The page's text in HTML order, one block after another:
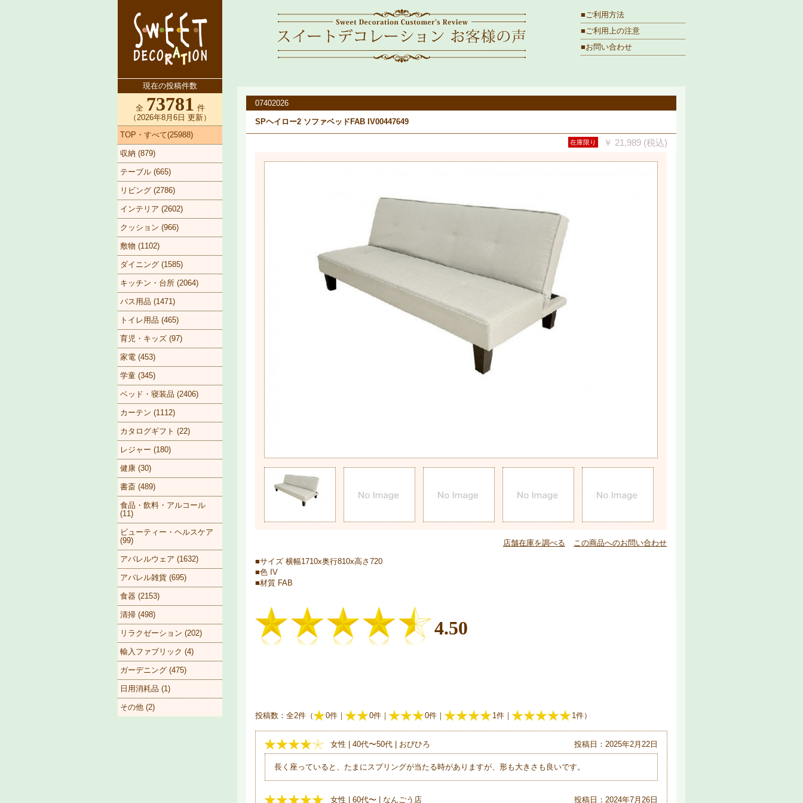
現在の投稿件数
全 73781 件
（2026年8月6日 更新）
TOP・すべて(25988)
収納 (879)
テーブル (665)
リビング (2786)
インテリア (2602)
クッション (966)
敷物 (1102)
ダイニング (1585)
キッチン・台所 (2064)
バス用品 (1471)
トイレ用品 (465)
育児・キッズ (97)
家電 (453)
学童 (345)
ベッド・寝装品 (2406)
カーテン (1112)
カタログギフト (22)
レジャー (180)
健康 (30)
書斎 (489)
食品・飲料・アルコール
(11)
ビューティー・ヘルスケア
(99)
アパレルウェア (1632)
アパレル雑貨 (695)
食器 (2153)
清掃 (498)
リラクゼーション (202)
輸入ファブリック (4)
ガーデニング (475)
日用消耗品 (1)
その他 (2)
■ご利用方法
■ご利用上の注意
■お問い合わせ
07402026
SPヘイロー2 ソファベッドFAB IV00447649
在庫限り ￥ 21,989 (税込)
店舗在庫を調べる この商品へのお問い合わせ
■サイズ 横幅1710x奥行810x高さ720
■色 IV
■材質 FAB
4.50
投稿数：全2件（ 0件｜ 0件｜ 0件｜ 1件｜ 1件）
女性 | 40代〜50代 | おびひろ 投稿日：2025年2月22日
長く座っていると、たまにスプリングが当たる時がありますが、形も大きさも良いです。
女性 | 60代〜 | なんごう店 投稿日：2024年7月26日